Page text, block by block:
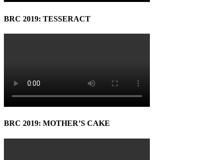
BRC 2019: TESSERACT
BRC 2019: MOTHER’S CAKE